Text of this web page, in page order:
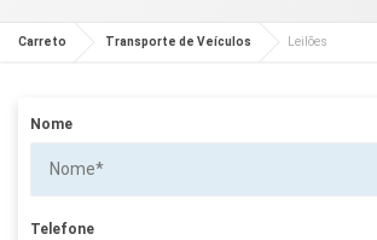
Carreto Transporte de Veículos Leilões
Nome
Telefone